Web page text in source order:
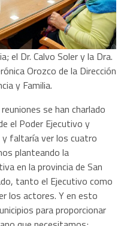
el Dr. Calvo Soler y la Dra.
Orozco de la Dirección
y Familia.
se han charlado
el Poder Ejecutivo y
faltaría ver los cuatro
planteando la
en la provincia de San
tanto el Ejecutivo como
los actores. Y en esto
para proporcionar